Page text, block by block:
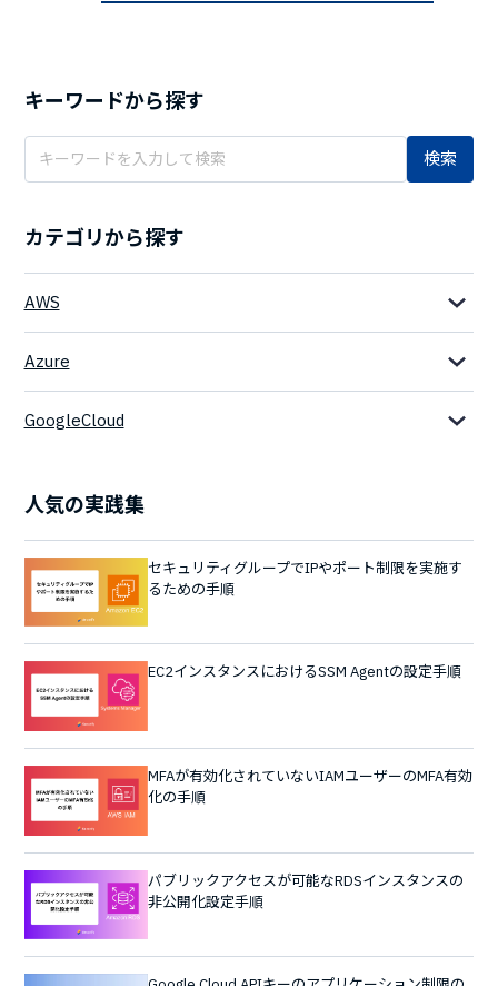
キーワードから探す
検索
カテゴリから探す
AWS
Azure
GoogleCloud
人気の実践集
セキュリティグループでIPやポート制限を実施す
るための手順
EC2インスタンスにおけるSSM Agentの設定手順
MFAが有効化されていないIAMユーザーのMFA有効
化の手順
パブリックアクセスが可能なRDSインスタンスの
非公開化設定手順